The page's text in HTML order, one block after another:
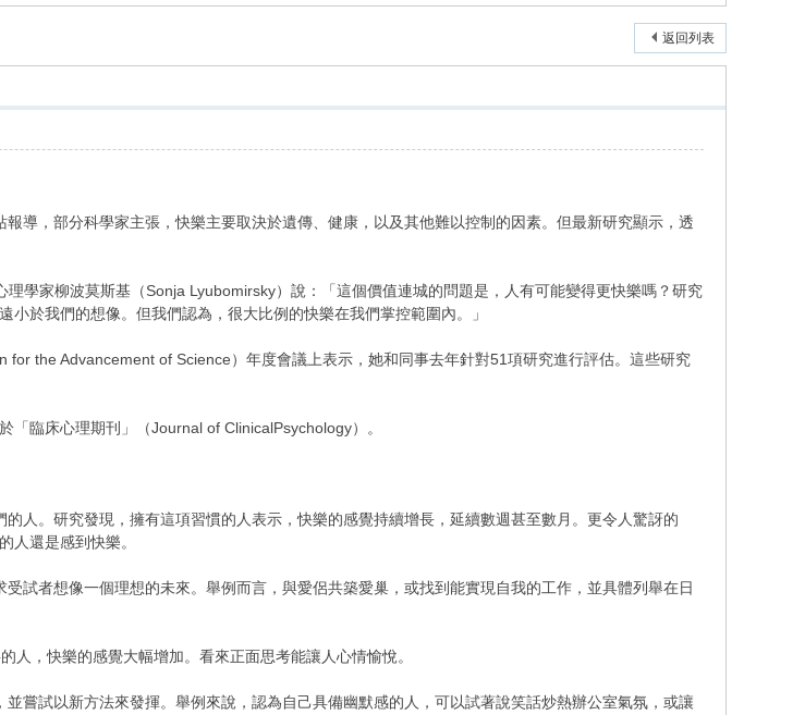
返回列表
報導，部分科學家主張，快樂主要取決於遺傳、健康，以及其他難以控制的因素。但最新研究顯示，透
學家柳波莫斯基（Sonja Lyubomirsky）說：「這個價值連城的問題是，人有可能變得更快樂嗎？研究
於我們的想像。但我們認為，很大比例的快樂在我們掌控範圍內。」
the Advancement of Science）年度會議上表示，她和同事去年針對51項研究進行評估。這些研究
臨床心理期刊」（Journal of ClinicalPsychology）。
人。研究發現，擁有這項習慣的人表示，快樂的感覺持續增長，延續數週甚至數月。更令人驚訝的
人還是感到快樂。
試者想像一個理想的未來。舉例而言，與愛侶共築愛巢，或找到能實現自我的工作，並具體列舉在日
人，快樂的感覺大幅增加。看來正面思考能讓人心情愉悅。
嘗試以新方法來發揮。舉例來說，認為自己具備幽默感的人，可以試著說笑話炒熱辦公室氣氛，或讓